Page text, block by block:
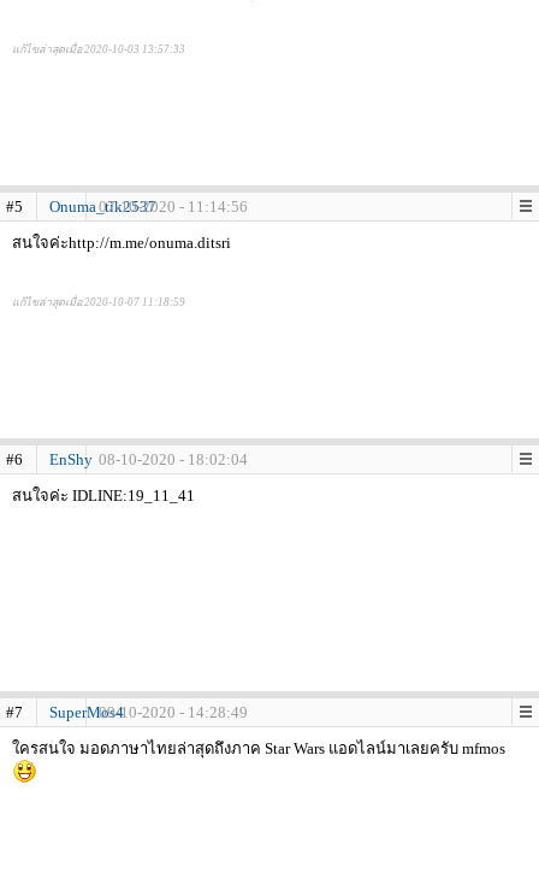
แก้ไขล่าสุดเมื่อ 2020-10-03 13:57:33
#5 Onuma_tik2537
07-10-2020 - 11:14:56
สนใจค่ะhttp://m.me/onuma.ditsri
แก้ไขล่าสุดเมื่อ 2020-10-07 11:18:59
#6 EnShy 08-10-2020 - 18:02:04
สนใจค่ะ IDLINE:19_11_41
#7 SuperMos409-10-2020 - 14:28:49
ใครสนใจ มอดภาษาไทยล่าสุดถึงภาค Star Wars แอดไลน์มาเลยครับ mfmos